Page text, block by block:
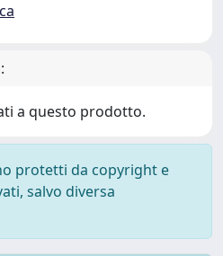
a questo prodotto.
protetti da copyright e
salvo diversa